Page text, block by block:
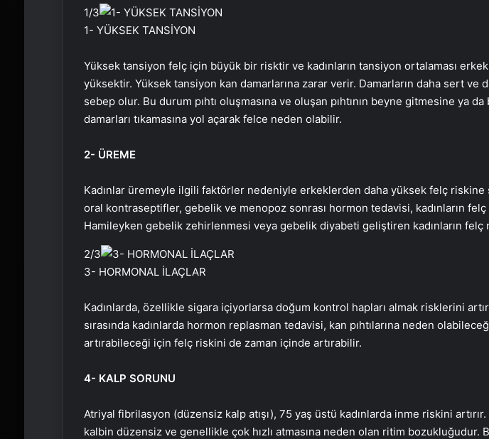
1/3
1- YÜKSEK TANSİYON
Yüksek tansiyon felç için büyük bir risktir ve kadınların tansiyon ortalaması
yüksektir. Yüksek tansiyon kan damarlarına zarar verir. Damarların daha sert ve
sebep olur. Bu durum pıhtı oluşmasına ve oluşan pıhtının beyne gitmesine ya
damarları tıkamasına yol açarak felce neden olabilir.
2- ÜREME
Kadınlar üremeyle ilgili faktörler nedeniyle erkeklerden daha yüksek felç riskine
oral kontraseptifler, gebelik ve menopoz sonrası hormon tedavisi, kadınların
Hamileyken gebelik zehirlenmesi veya gebelik diyabeti geliştiren kadınların felç
2/3
3- HORMONAL İLAÇLAR
Kadınlarda, özellikle sigara içiyorlarsa doğum kontrol hapları almak risklerini
sırasında kadınlarda hormon replasman tedavisi, kan pıhtılarına neden
artırabileceği için felç riskini de zaman içinde artırabilir.
4- KALP SORUNU
Atriyal fibrilasyon (düzensiz kalp atışı), 75 yaş üstü kadınlarda inme riskini
kalbin düzensiz ve genellikle çok hızlı atmasına neden olan ritim bozukluğudur.